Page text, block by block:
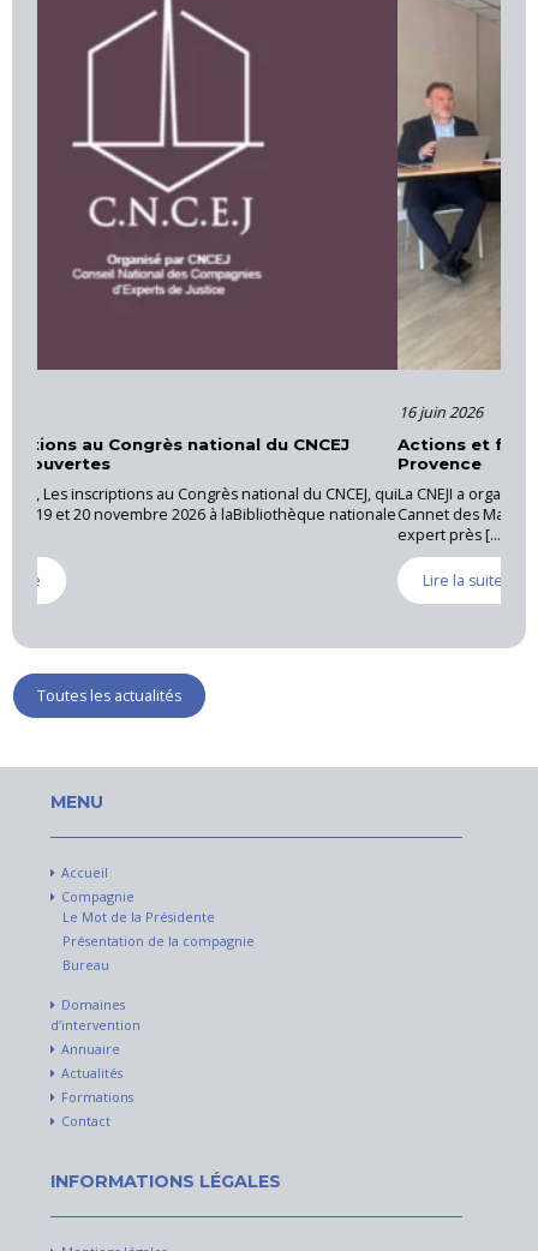
qui
Actions et formations – Cour d’Appel d’Aix-en-
Provence
La CNEJI a organisé le 28 mai 2026, une réunion régionale au
Cannet des Maures, sous la coordination de Luc RICHAUD,
Lire la suite
Toutes les actualités
MENU
Accueil
Compagnie
Le Mot de la Présidente
Présentation de la compagnie
Bureau
Domaines
d’intervention
Annuaire
Actualités
Formations
Contact
INFORMATIONS LÉGALES